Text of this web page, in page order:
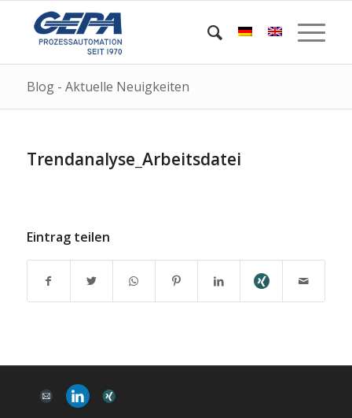
Blog - Aktuelle Neuigkeiten
Trendanalyse_Arbeitsdatei
Eintrag teilen